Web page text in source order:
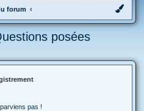
forum
posées
pas !